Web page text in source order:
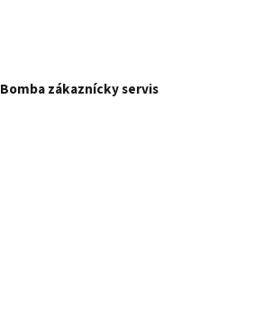
Bomba zákaznícky servis